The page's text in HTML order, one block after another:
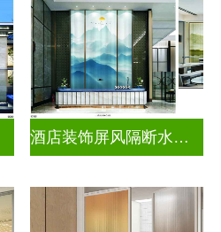
酒店装饰屏风隔断水墨画玻璃